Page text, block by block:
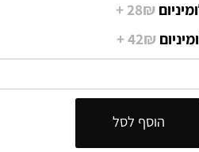
15₪ +
28₪ +